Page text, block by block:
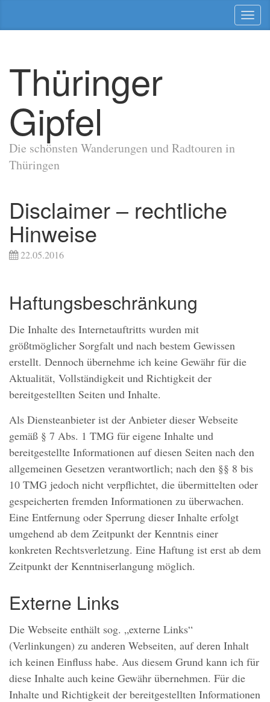
Toggle
Thüringer
Gipfel
Die schönsten Wanderungen und Radtouren in
Thüringen
Disclaimer – rechtliche
Hinweise
22.05.2016
Haftungsbeschränkung
Die Inhalte des Internetauftritts wurden mit
größtmöglicher Sorgfalt und nach bestem Gewissen
erstellt. Dennoch übernehme ich keine Gewähr für die
Aktualität, Vollständigkeit und Richtigkeit der
bereitgestellten Seiten und Inhalte.
Als Diensteanbieter ist der Anbieter dieser Webseite
gemäß § 7 Abs. 1 TMG für eigene Inhalte und
bereitgestellte Informationen auf diesen Seiten nach den
allgemeinen Gesetzen verantwortlich; nach den §§ 8 bis
10 TMG jedoch nicht verpflichtet, die übermittelten oder
gespeicherten fremden Informationen zu überwachen.
Eine Entfernung oder Sperrung dieser Inhalte erfolgt
umgehend ab dem Zeitpunkt der Kenntnis einer
konkreten Rechtsverletzung. Eine Haftung ist erst ab dem
Zeitpunkt der Kenntniserlangung möglich.
Externe Links
Die Webseite enthält sog. „externe Links“
(Verlinkungen) zu anderen Webseiten, auf deren Inhalt
ich keinen Einfluss habe. Aus diesem Grund kann ich für
diese Inhalte auch keine Gewähr übernehmen. Für die
Inhalte und Richtigkeit der bereitgestellten Informationen